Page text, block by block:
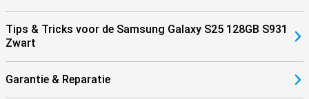
Tips & Tricks voor de Samsung Galaxy S25 128GB S931
Zwart
Garantie & Reparatie